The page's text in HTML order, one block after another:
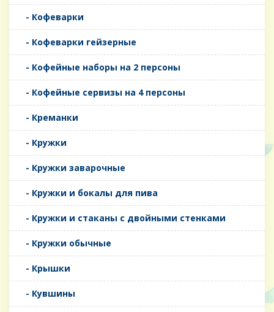
- Кофеварки
- Кофеварки гейзерные
- Кофейные наборы на 2 персоны
- Кофейные сервизы на 4 персоны
- Креманки
- Кружки
- Кружки заварочные
- Кружки и бокалы для пива
- Кружки и стаканы с двойными стенками
- Кружки обычные
- Крышки
- Кувшины